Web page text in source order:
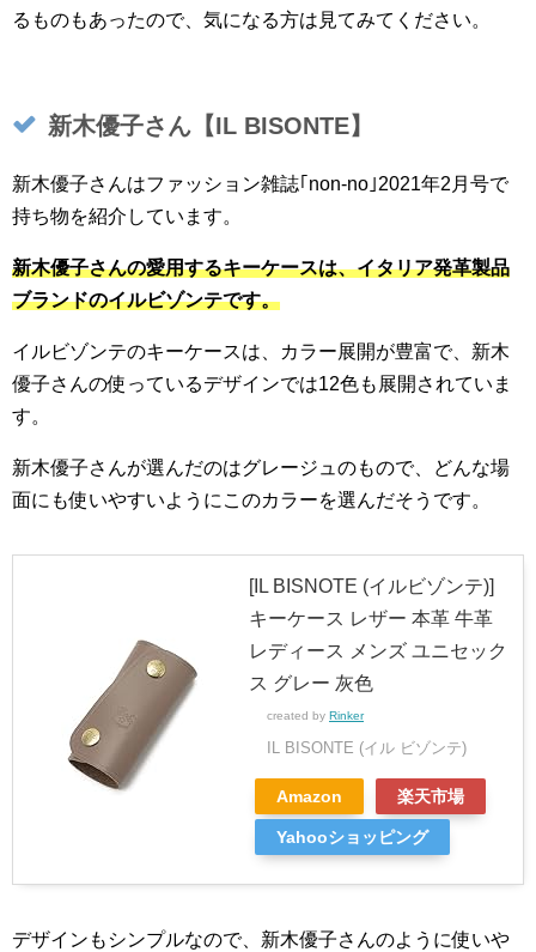
るものもあったので、気になる方は見てみてください。
新木優子さん【IL BISONTE】
新木優子さんはファッション雑誌｢non-no｣2021年2月号で
持ち物を紹介しています。
新木優子さんの愛用するキーケースは、イタリア発革製品
ブランドのイルビゾンテです。
イルビゾンテのキーケースは、カラー展開が豊富で、新木
優子さんの使っているデザインでは12色も展開されていま
す。
新木優子さんが選んだのはグレージュのもので、どんな場
面にも使いやすいようにこのカラーを選んだそうです。
[IL BISNOTE (イルビゾンテ)]
キーケース レザー 本革 牛革
レディース メンズ ユニセック
ス グレー 灰色
created by Rinker
IL BISONTE (イル ビゾンテ)
Amazon 楽天市場
Yahooショッピング
デザインもシンプルなので、新木優子さんのように使いや